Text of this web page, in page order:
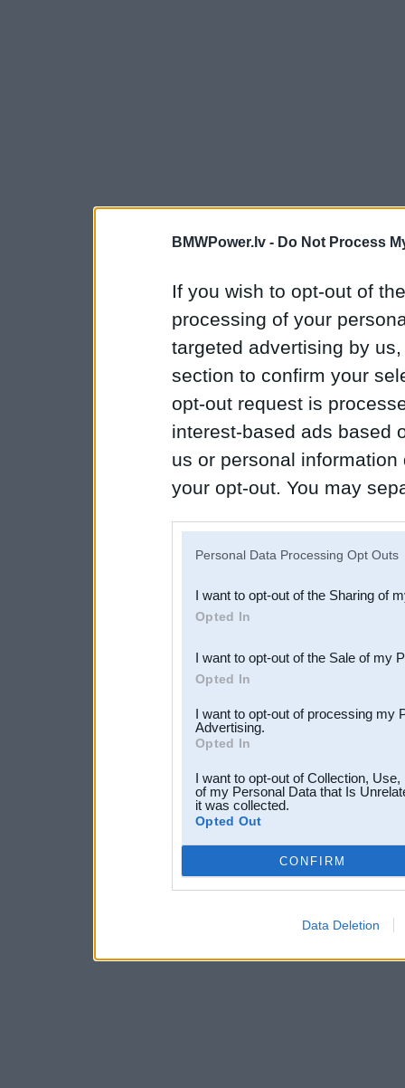
BMWPower.lv - Do Not Process
If you wish to opt-out of
processing of your
targeted advertising by
section to confirm your
opt-out request is
interest-based ads based
us or personal
your opt-out. You may
Downstream Participants
third parties.
Personal Data Processing Opt Outs
I want to opt-out of the Sharing of
Opted In
I want to opt-out of the Sale of my
Opted In
I want to opt-out of processing my
Advertising.
Opted In
I want to opt-out of Collection,
of my Personal Data that Is
it was collected.
Opted Out
CONFIRM
Data Deletion